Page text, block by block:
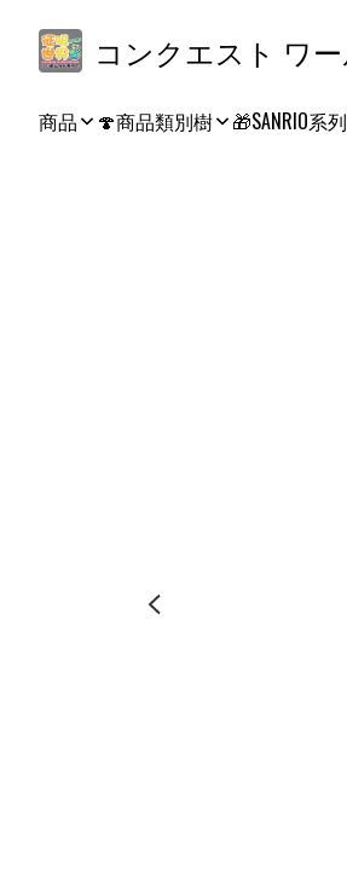
商品 🍄商品類別樹 🎁SANRIO系列